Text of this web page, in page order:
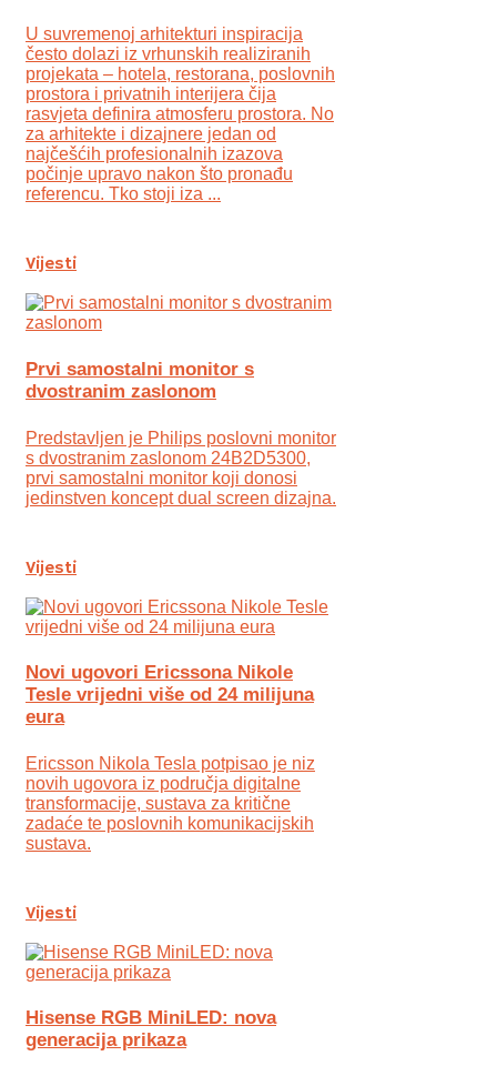
U suvremenoj arhitekturi inspiracija
često dolazi iz vrhunskih realiziranih
projekata – hotela, restorana, poslovnih
prostora i privatnih interijera čija
rasvjeta definira atmosferu prostora. No
za arhitekte i dizajnere jedan od
najčešćih profesionalnih izazova
počinje upravo nakon što pronađu
referencu. Tko stoji iza ...
Vijesti
Prvi samostalni monitor s
dvostranim zaslonom
Predstavljen je Philips poslovni monitor
s dvostranim zaslonom 24B2D5300,
prvi samostalni monitor koji donosi
jedinstven koncept dual screen dizajna.
Vijesti
Novi ugovori Ericssona Nikole
Tesle vrijedni više od 24 milijuna
eura
Ericsson Nikola Tesla potpisao je niz
novih ugovora iz područja digitalne
transformacije, sustava za kritične
zadaće te poslovnih komunikacijskih
sustava.
Vijesti
Hisense RGB MiniLED: nova
generacija prikaza